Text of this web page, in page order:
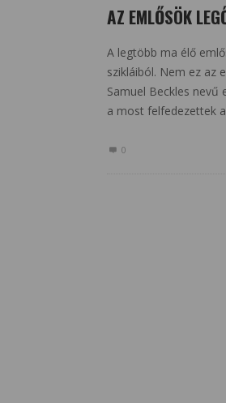
AZ EMLŐSÖK
A legtöbb ma élő
szikláiból. Nem ez az
Samuel Beckles
a most felfedezettek
0